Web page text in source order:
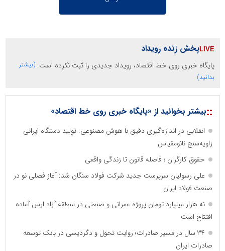
پخش زنده رویداد
پایگاه خبری روی خط اقتصاد، رویداد جدیدی را ثبت نکرده است. (بیشتر
بدانید)
::بیشتر بخوانید از «پایگاه خبری روی خط اقتصاد»
انقلابی در اندازه‌گیری دقیق با هوش مصنوعی: تولید دستگاه ایرانی
زاویه‌سنج نانومقیاس
حقوق کارگران ؛ فاصله قانون تا زندگی واقعی
علی رسولیان سرپرست جدید شرکت فولاد سنگان شد: آغاز فصلی نو در
صنعت فولاد ایران
نه هزار میلیارد تومان پروژه عمرانی و صنعتی در منطقه آزاد ارس آماده
افتتاح است
۳۴ سال در مسیر صادرات؛ روایت تحول و دگردیسی در بانک توسعه
صادرات ایران